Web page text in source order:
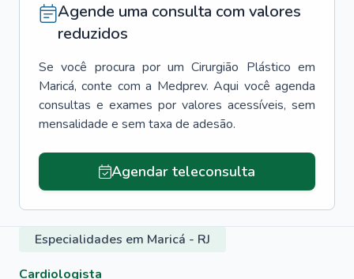
Agende uma consulta com valores
reduzidos
Se você procura por um Cirurgião Plástico em
Maricá, conte com a Medprev. Aqui você agenda
consultas e exames por valores acessíveis, sem
mensalidade e sem taxa de adesão.
Agendar teleconsulta
Especialidades em Maricá - RJ
Cardiologista